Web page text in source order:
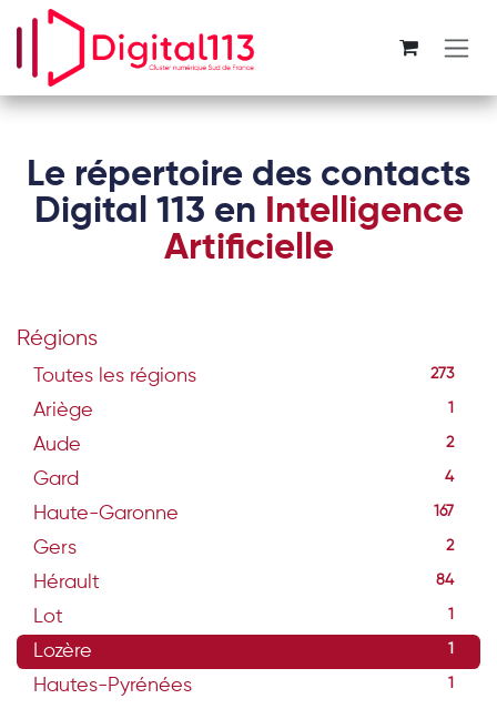
Se rendre au contenu
Le répertoire des contacts
Digital 113 en Intelligence
Artificielle
Régions
Toutes les régions 273
Ariège 1
Aude 2
Gard 4
Haute-Garonne 167
Gers 2
Hérault 84
Lot 1
Lozère 1
Hautes-Pyrénées 1